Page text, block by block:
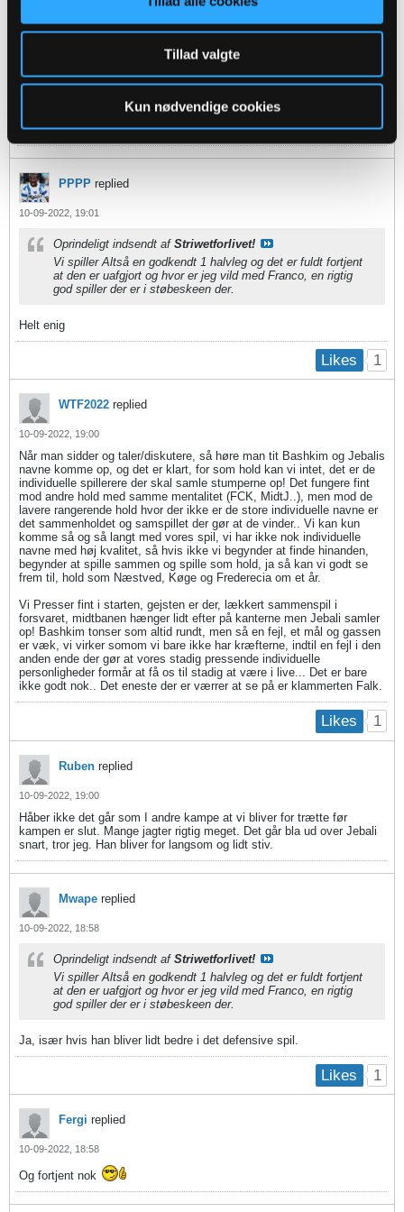
Tillad valgte
Kun nødvendige cookies
10-09-2022, 19:02
PPPP replied
10-09-2022, 19:01
Oprindeligt indsendt af Striwetforlivet!
Vi spiller Altså en godkendt 1 halvleg og det er fuldt fortjent
at den er uafgjort og hvor er jeg vild med Franco, en rigtig
god spiller der er i støbeskeen der.
Helt enig
Likes 1
WTF2022 replied
10-09-2022, 19:00
Når man sidder og taler/diskutere, så høre man tit Bashkim og Jebalis
navne komme op, og det er klart, for som hold kan vi intet, det er de
individuelle spillerere der skal samle stumperne op! Det fungere fint
mod andre hold med samme mentalitet (FCK, MidtJ..), men mod de
lavere rangerende hold hvor der ikke er de store individuelle navne er
det sammenholdet og samspillet der gør at de vinder.. Vi kan kun
komme så og så langt med vores spil, vi har ikke nok individuelle
navne med høj kvalitet, så hvis ikke vi begynder at finde hinanden,
begynder at spille sammen og spille som hold, ja så kan vi godt se
frem til, hold som Næstved, Køge og Frederecia om et år.
Vi Presser fint i starten, gejsten er der, lækkert sammenspil i
forsvaret, midtbanen hænger lidt efter på kanterne men Jebali samler
op! Bashkim tonser som altid rundt, men så en fejl, et mål og gassen
er væk, vi virker somom vi bare ikke har kræfterne, indtil en fejl i den
anden ende der gør at vores stadig pressende individuelle
personligheder formår at få os til stadig at være i live... Det er bare
ikke godt nok.. Det eneste der er værrer at se på er klammerten Falk.
Likes 1
Ruben replied
10-09-2022, 19:00
Håber ikke det går som I andre kampe at vi bliver for trætte før
kampen er slut. Mange jagter rigtig meget. Det går bla ud over Jebali
snart, tror jeg. Han bliver for langsom og lidt stiv.
Mwape replied
10-09-2022, 18:58
Oprindeligt indsendt af Striwetforlivet!
Vi spiller Altså en godkendt 1 halvleg og det er fuldt fortjent
at den er uafgjort og hvor er jeg vild med Franco, en rigtig
god spiller der er i støbeskeen der.
Ja, især hvis han bliver lidt bedre i det defensive spil.
Likes 1
Fergi replied
10-09-2022, 18:58
Og fortjent nok